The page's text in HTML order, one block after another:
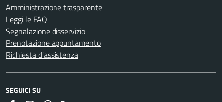
Amministrazione trasparente
Leggi le FAQ
Segnalazione disservizio
Prenotazione appuntamento
Richiesta d'assistenza
SEGUICI SU